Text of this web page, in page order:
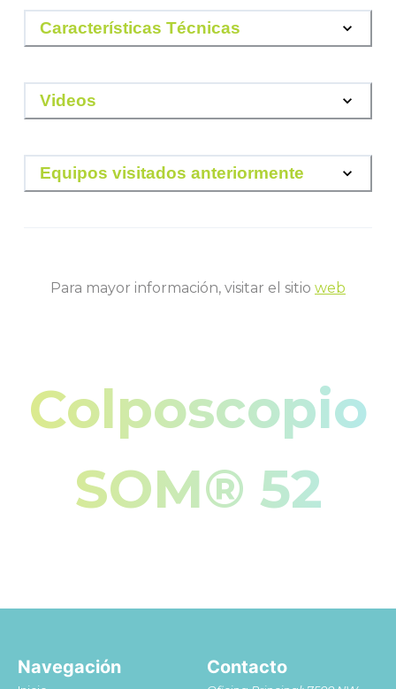
Características Técnicas
Videos
Equipos visitados anteriormente
Para mayor información, visitar el sitio web
Colposcopio
SOM® 52
Navegación Contacto